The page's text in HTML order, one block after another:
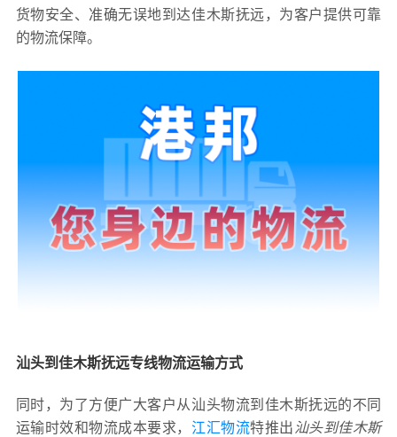
货物安全、准确无误地到达佳木斯抚远，为客户提供可靠
的物流保障。
汕头到佳木斯抚远专线物流运输方式
同时，为了方便广大客户从汕头物流到佳木斯抚远的不同
运输时效和物流成本要求， 江汇物流特推出 汕头到佳木斯